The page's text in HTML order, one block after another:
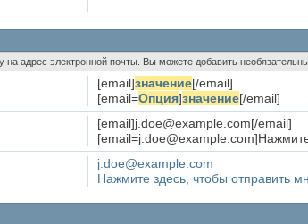
на адрес электронной почты. Вы можете добавить
[email]значение[/email]
[email=Опция]значение[/email]
[email]j.doe@example.com[/email]
j.doe@example.com
Нажмите здесь, чтобы отправить